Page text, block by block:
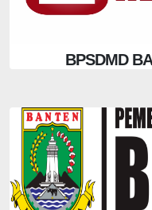
BPSDMD